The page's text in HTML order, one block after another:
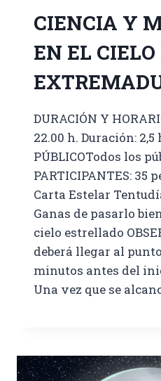
CIENCIA Y
EN EL CIELO
DURACIÓN Y
22.00 h. Duración: 2,5
PÚBLICOTodos los
PARTICIPANTES: 35
Carta Estelar
Ganas de pasarlo
cielo estrellado
deberá llegar al
minutos antes del
Una vez que se